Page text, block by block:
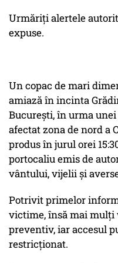
Urmăriți alertele
expuse.
Un copac de mari
amiază în incinta
București, în urma
afectat zona de nord a
produs în jurul orei
portocaliu emis de
vântului, vijelii și
Potrivit primelor
victime, însă mai mulți
preventiv, iar accesul
restricționat.